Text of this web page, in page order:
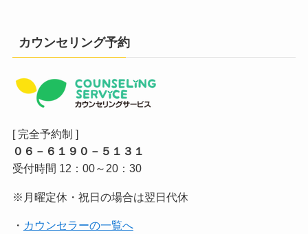
カウンセリング予約
[ 完全予約制 ]
０６－６１９０－５１３１
受付時間 12：00～20：30
※月曜定休・祝日の場合は翌日代休
・ カウンセラーの一覧へ